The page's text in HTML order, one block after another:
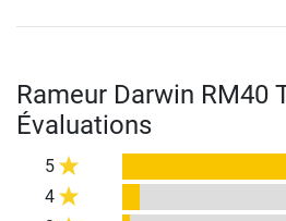
Rameur Darwin RM40
Évaluations
5
4